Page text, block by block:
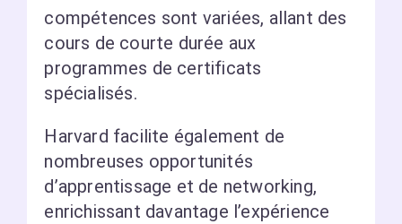
compétences sont variées, allant des
cours de courte durée aux
programmes de certificats
spécialisés.
Harvard facilite également de
nombreuses opportunités
d’apprentissage et de networking,
enrichissant davantage l’expérience